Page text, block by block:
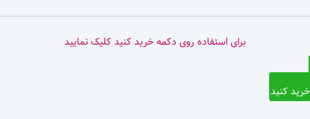
برای استفاده روی دکمه خرید کنید کلیک نمایید
خرید کنید